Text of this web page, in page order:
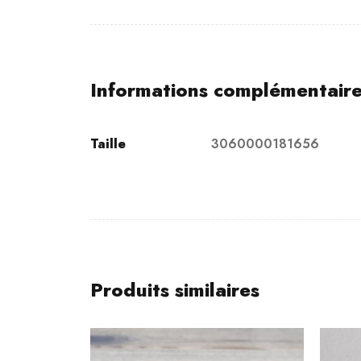
Informations
Taille 3060000181656
Produits similaires